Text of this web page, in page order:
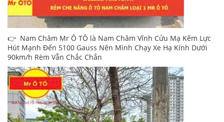
👉 Nam Châm Mr Ô TÔ là Nam Châm Vĩnh Cửu Mạ Kẽm Lực
Hút Mạnh Đến 5100 Gauss Nên Mình Chạy Xe Hạ Kính Dưới
90km/h Rèm Vẫn Chắc Chắn